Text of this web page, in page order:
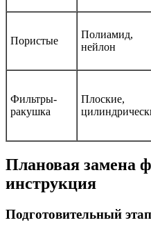
Пористые
Полиамид,
нейлон
Фильтры-
ракушка
Плоские,
Плановая замена
инструкция
Подготовительный этап